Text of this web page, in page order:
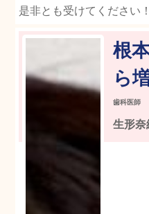
是非とも受けてください！
根
ら
歯科医師
生形奈